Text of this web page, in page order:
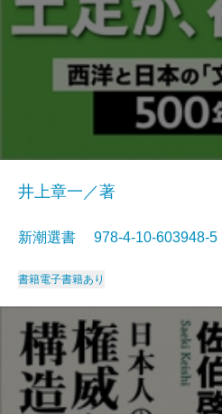
井上章一／著
新潮選書 978-4-10-
書籍電子書籍あり